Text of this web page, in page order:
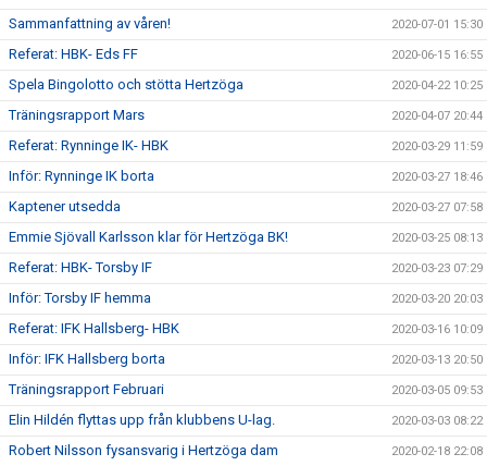
Sammanfattning av våren! 2020-07-01 15:30
Referat: HBK- Eds FF 2020-06-15 16:55
Spela Bingolotto och stötta Hertzöga 2020-04-22 10:25
Träningsrapport Mars 2020-04-07 20:44
Referat: Rynninge IK- HBK 2020-03-29 11:59
Inför: Rynninge IK borta 2020-03-27 18:46
Kaptener utsedda 2020-03-27 07:58
Emmie Sjövall Karlsson klar för Hertzöga BK! 2020-03-25 08:13
Referat: HBK- Torsby IF 2020-03-23 07:29
Inför: Torsby IF hemma 2020-03-20 20:03
Referat: IFK Hallsberg- HBK 2020-03-16 10:09
Inför: IFK Hallsberg borta 2020-03-13 20:50
Träningsrapport Februari 2020-03-05 09:53
Elin Hildén flyttas upp från klubbens U-lag. 2020-03-03 08:22
Robert Nilsson fysansvarig i Hertzöga dam 2020-02-18 22:08